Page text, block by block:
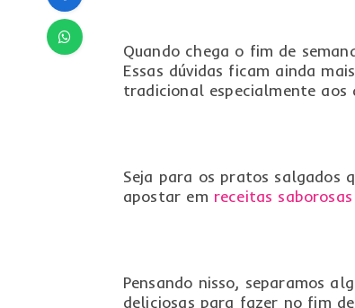
Quando chega o fim de
Essas dúvidas ficam ainda
tradicional especialmente aos
Seja para os pratos salgados
apostar em receitas saborosas
Pensando nisso, separamos
deliciosas para fazer no fim de